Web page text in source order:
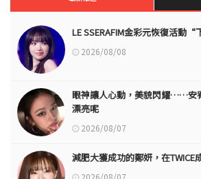
LE SSERAFIM金彩元恢復活動“
2026/08/08
眼神讓人心動，美貌閃耀……安
漂亮呢
2026/08/07
減肥大獲成功的鄭妍，在TWICE
2026/08/07